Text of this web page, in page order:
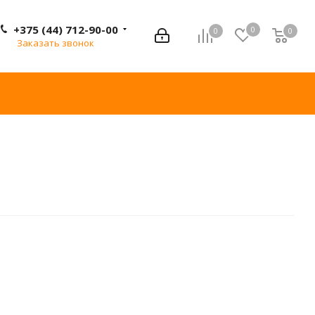
0 0 0
0
+375 (44) 712-90-00
Заказать звонок